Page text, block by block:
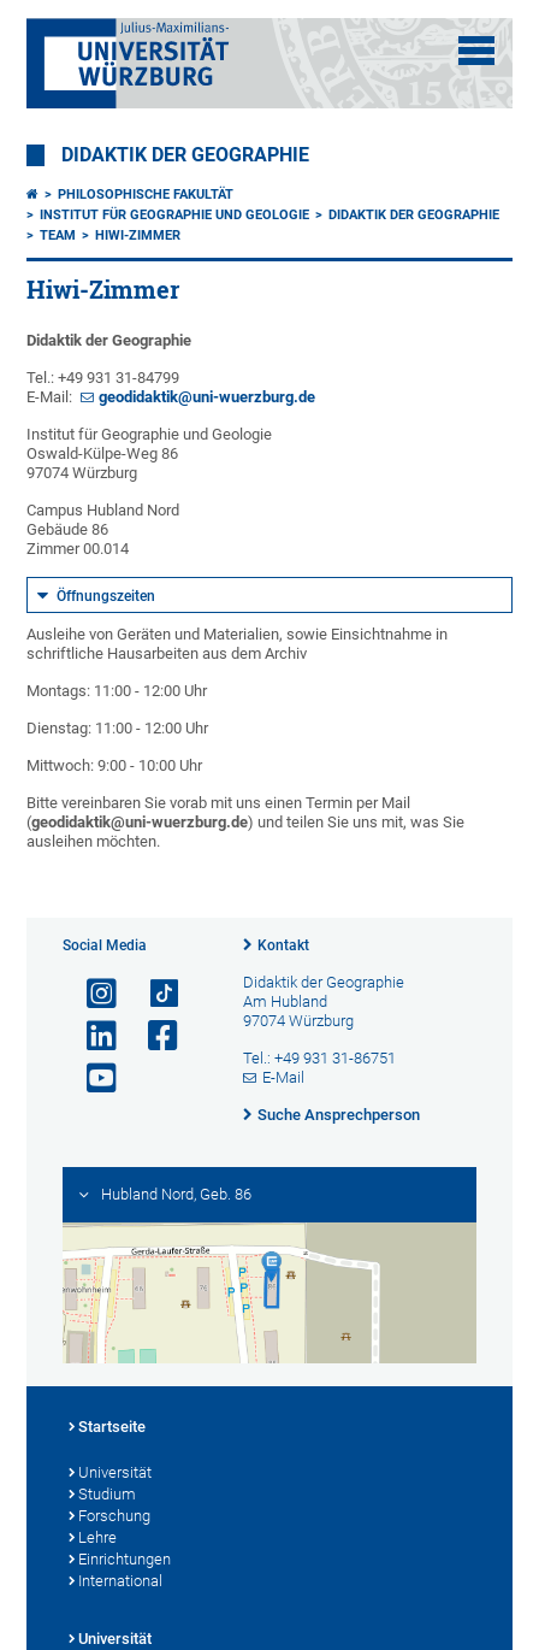
DIDAKTIK DER GEOGRAPHIE
PHILOSOPHISCHE FAKULTÄT
INSTITUT FÜR GEOGRAPHIE UND GEOLOGIE
DIDAKTIK DER GEOGRAPHIE
TEAM
HIWI-ZIMMER
Hiwi-Zimmer
Didaktik der Geographie
Tel.: +49 931 31-84799
E-Mail:
geodidaktik@uni-wuerzburg.de
Institut für Geographie und Geologie
Oswald-Külpe-Weg 86
97074 Würzburg
Campus Hubland Nord
Gebäude 86
Zimmer 00.014
Öffnungszeiten
Ausleihe von Geräten und Materialien, sowie Einsichtnahme in
schriftliche Hausarbeiten aus dem Archiv
Montags: 11:00 - 12:00 Uhr
Dienstag: 11:00 - 12:00 Uhr
Mittwoch: 9:00 - 10:00 Uhr
Bitte vereinbaren Sie vorab mit uns einen Termin per Mail
(geodidaktik@uni-wuerzburg.de) und teilen Sie uns mit, was Sie
ausleihen möchten.
Social Media Kontakt
Didaktik der Geographie
Am Hubland
97074 Würzburg
Tel.: +49 931 31-86751
E-Mail
Suche Ansprechperson
Hubland Nord, Geb. 86
Startseite
Universität
Studium
Forschung
Lehre
Einrichtungen
International
Universität